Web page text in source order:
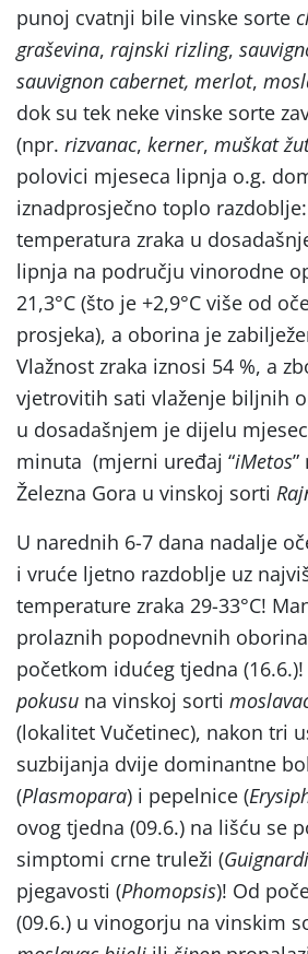
punoj cvatnji bile vinske sorte
graševina, rajnski rizling,
sauvignon cabernet, merlot,
dok su tek neke vinske sorte
(npr. rizvanac, kerner, muškat
polovici mjeseca lipnja o.g.
iznadprosječno toplo
temperatura zraka u
lipnja na području vinorodne
21,3°C (što je +2,9°C više od
prosjeka), a oborina je
Vlažnost zraka iznosi 54 %, a
vjetrovitih sati vlaženje biljnih
u dosadašnjem je dijelu
minuta (mjerni uređaj “iMetos
Železna Gora u vinskoj sorti
U narednih 6-7 dana nadalje
i vruće ljetno razdoblje uz
temperature zraka 29-33°C!
prolaznih popodnevnih
početkom idućeg tjedna (16.6.)!
pokusu na vinskoj sorti
(lokalitet Vučetinec), nakon tri
suzbijanja dvije dominantne
(Plasmopara) i pepelnice (
ovog tjedna (09.6.) na lišću se
simptomi crne truleži (
pjegavosti (Phomopsis)! Od
(09.6.) u vinogorju na vinskim